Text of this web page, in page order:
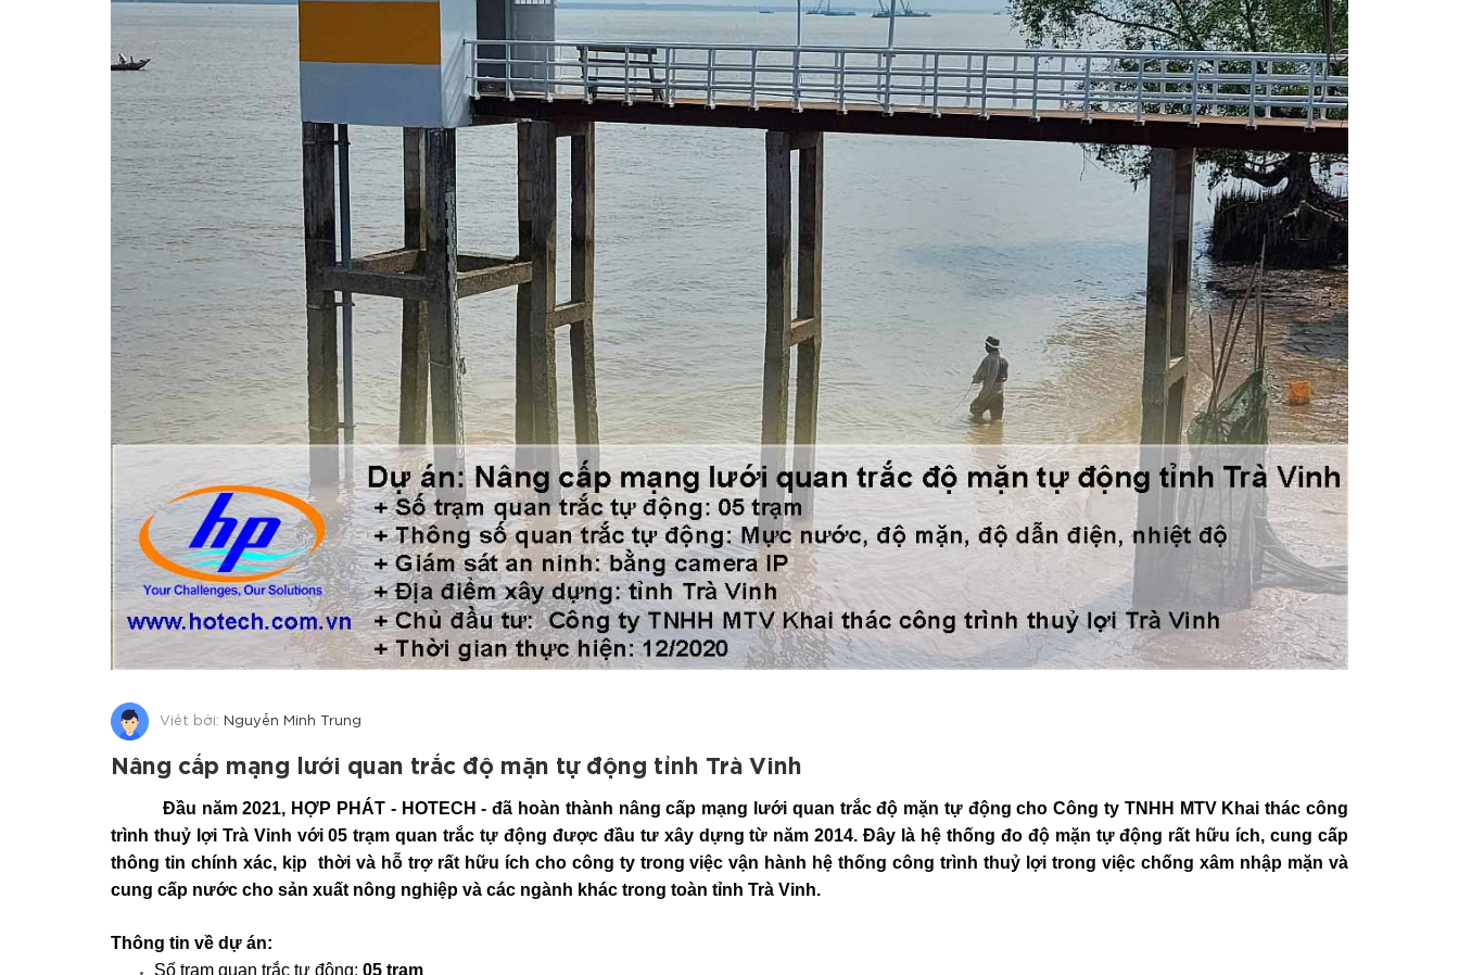
Viết bởi: Nguyễn Minh Trung
Nâng cấp mạng lưới quan trắc độ mặn tự động tỉnh Trà Vinh
Đầu năm 2021, HỢP PHÁT - HOTECH - đã hoàn thành nâng cấp mạng lưới quan trắc độ mặn tự động cho Công ty TNHH MTV Khai thác công
trình thuỷ lợi Trà Vinh với 05 trạm quan trắc tự động được đầu tư xây dựng từ năm 2014. Đây là hệ thống đo độ mặn tự động rất hữu ích, cung cấp
thông tin chính xác, kịp thời và hỗ trợ rất hữu ích cho công ty trong việc vận hành hệ thống công trình thuỷ lợi trong việc chống xâm nhập mặn và
cung cấp nước cho sản xuất nông nghiệp và các ngành khác trong toàn tỉnh Trà Vinh.
Thông tin về dự án:
Số trạm quan trắc tự động: 05 trạm